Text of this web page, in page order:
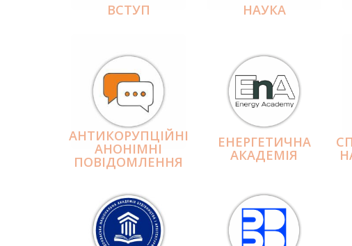
ВСТУП НАУКА
АНТИКОРУПЦІЙНІ
АНОНІМНІ
ПОВІДОМЛЕННЯ
ЕНЕРГЕТИЧНА
АКАДЕМІЯ